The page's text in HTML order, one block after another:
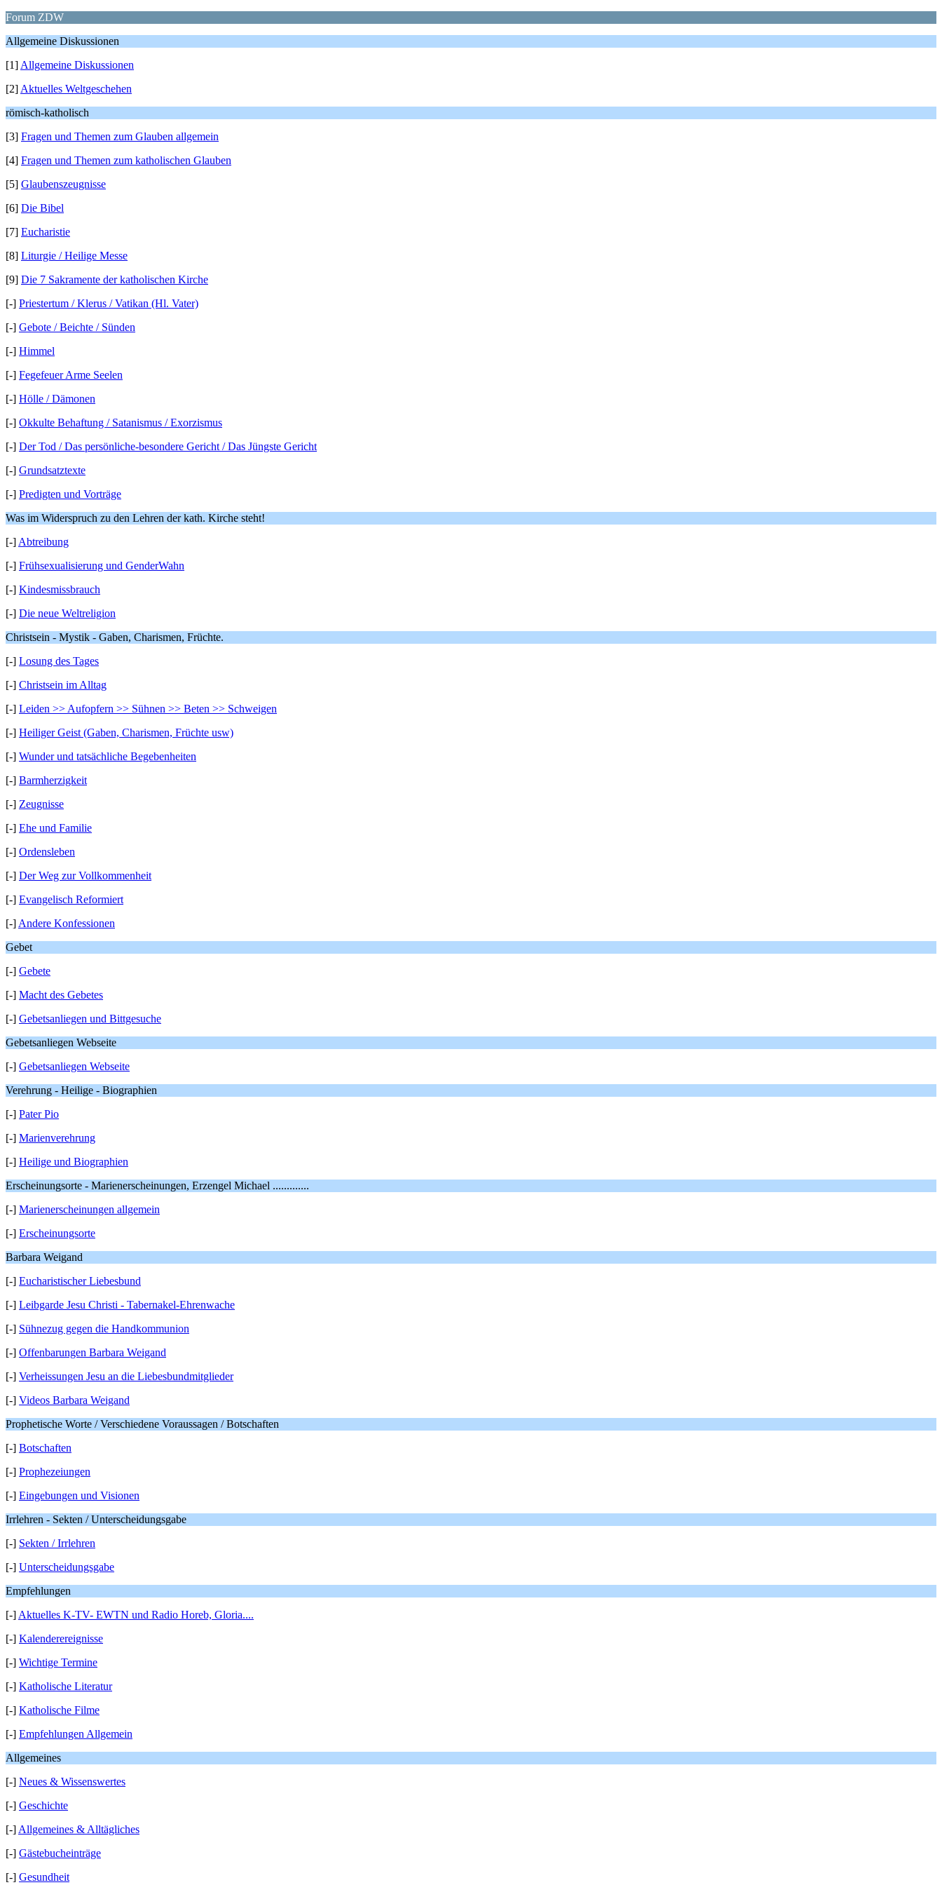
Forum ZDW
Allgemeine Diskussionen
[1] Allgemeine Diskussionen
[2] Aktuelles Weltgeschehen
römisch-katholisch
[3] Fragen und Themen zum Glauben allgemein
[4] Fragen und Themen zum katholischen Glauben
[5] Glaubenszeugnisse
[6] Die Bibel
[7] Eucharistie
[8] Liturgie / Heilige Messe
[9] Die 7 Sakramente der katholischen Kirche
[-] Priestertum / Klerus / Vatikan (Hl. Vater)
[-] Gebote / Beichte / Sünden
[-] Himmel
[-] Fegefeuer Arme Seelen
[-] Hölle / Dämonen
[-] Okkulte Behaftung / Satanismus / Exorzismus
[-] Der Tod / Das persönliche-besondere Gericht / Das Jüngste Gericht
[-] Grundsatztexte
[-] Predigten und Vorträge
Was im Widerspruch zu den Lehren der kath. Kirche steht!
[-] Abtreibung
[-] Frühsexualisierung und GenderWahn
[-] Kindesmissbrauch
[-] Die neue Weltreligion
Christsein - Mystik - Gaben, Charismen, Früchte.
[-] Losung des Tages
[-] Christsein im Alltag
[-] Leiden >> Aufopfern >> Sühnen >> Beten >> Schweigen
[-] Heiliger Geist (Gaben, Charismen, Früchte usw)
[-] Wunder und tatsächliche Begebenheiten
[-] Barmherzigkeit
[-] Zeugnisse
[-] Ehe und Familie
[-] Ordensleben
[-] Der Weg zur Vollkommenheit
[-] Evangelisch Reformiert
[-] Andere Konfessionen
Gebet
[-] Gebete
[-] Macht des Gebetes
[-] Gebetsanliegen und Bittgesuche
Gebetsanliegen Webseite
[-] Gebetsanliegen Webseite
Verehrung - Heilige - Biographien
[-] Pater Pio
[-] Marienverehrung
[-] Heilige und Biographien
Erscheinungsorte - Marienerscheinungen, Erzengel Michael .............
[-] Marienerscheinungen allgemein
[-] Erscheinungsorte
Barbara Weigand
[-] Eucharistischer Liebesbund
[-] Leibgarde Jesu Christi - Tabernakel-Ehrenwache
[-] Sühnezug gegen die Handkommunion
[-] Offenbarungen Barbara Weigand
[-] Verheissungen Jesu an die Liebesbundmitglieder
[-] Videos Barbara Weigand
Prophetische Worte / Verschiedene Voraussagen / Botschaften
[-] Botschaften
[-] Prophezeiungen
[-] Eingebungen und Visionen
Irrlehren - Sekten / Unterscheidungsgabe
[-] Sekten / Irrlehren
[-] Unterscheidungsgabe
Empfehlungen
[-] Aktuelles K-TV- EWTN und Radio Horeb, Gloria....
[-] Kalenderereignisse
[-] Wichtige Termine
[-] Katholische Literatur
[-] Katholische Filme
[-] Empfehlungen Allgemein
Allgemeines
[-] Neues & Wissenswertes
[-] Geschichte
[-] Allgemeines & Alltägliches
[-] Gästebucheinträge
[-] Gesundheit